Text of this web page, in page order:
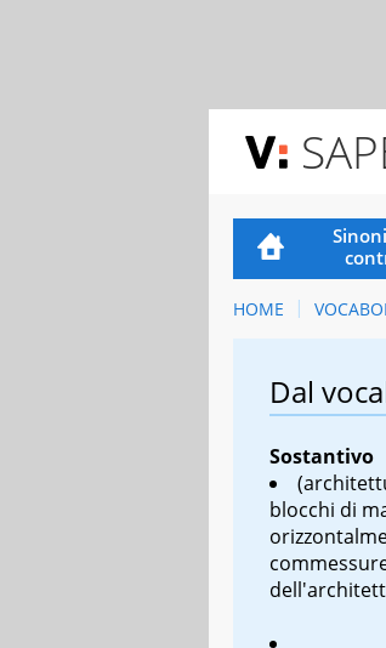
HOME
Dal
Sostantivo
blocchi di